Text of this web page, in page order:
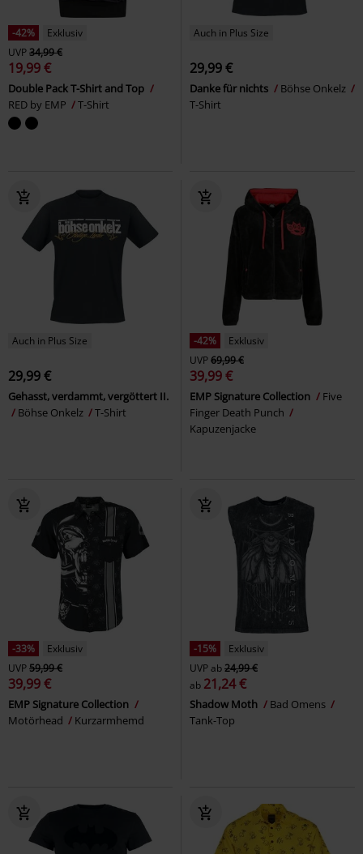
-42%
Exklusiv
UVP34,99 €
19,99 €
Double Pack T-Shirt and Top
RED by EMP
T-Shirt
Auch in Plus Size
29,99 €
Danke für nichts
Böhse Onkelz
T-Shirt
Auch in Plus Size
29,99 €
Gehasst, verdammt, vergöttert II.
Böhse Onkelz
T-Shirt
-42%
Exklusiv
UVP69,99 €
39,99 €
EMP Signature Collection
Five
Finger Death Punch
Kapuzenjacke
-33%
Exklusiv
UVP59,99 €
39,99 €
EMP Signature Collection
Motörhead
Kurzarmhemd
-15%
Exklusiv
UVPab24,99 €
ab 21,24 €
Shadow Moth
Bad Omens
Tank-Top